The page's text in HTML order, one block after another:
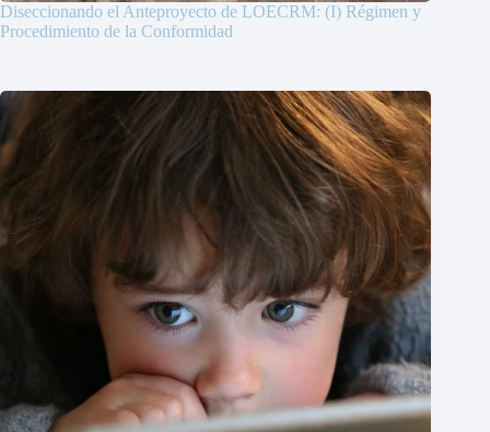
Diseccionando el Anteproyecto de LOECRM: (I) Régimen y
Procedimiento de la Conformidad